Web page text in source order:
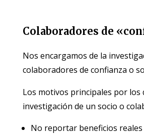
Colaboradores de
Nos encargamos de la
colaboradores de confianza o
Los motivos principales por los
investigación de un socio o
No reportar beneficios reales